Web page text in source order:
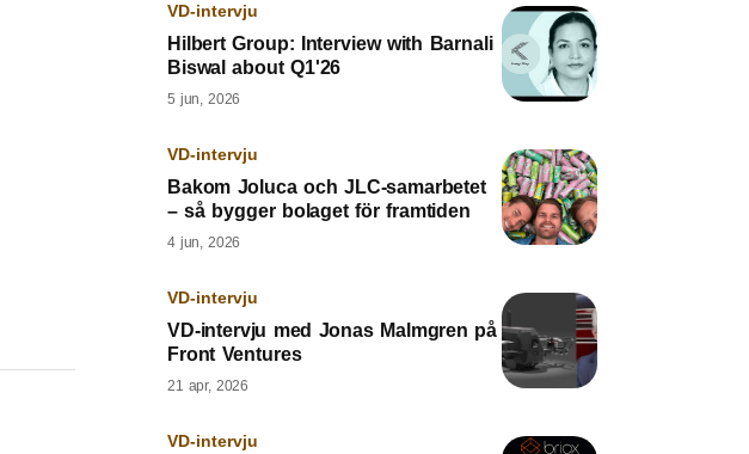
VD-intervju
Hilbert Group: Interview with Barnali
Biswal about Q1'26
5 jun, 2026
VD-intervju
Bakom Joluca och JLC-samarbetet
– så bygger bolaget för framtiden
4 jun, 2026
VD-intervju
VD-intervju med Jonas Malmgren på
Front Ventures
21 apr, 2026
VD-intervju